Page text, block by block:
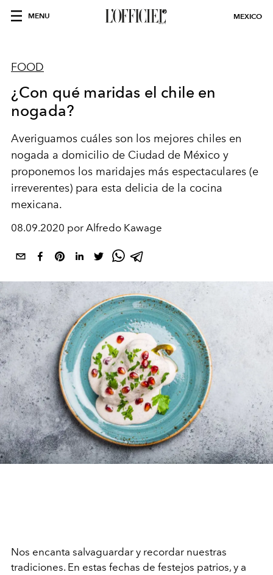
MENU MEXICO
FOOD
¿Con qué maridas el chile en
nogada?
Averiguamos cuáles son los mejores chiles en
nogada a domicilio de Ciudad de México y
proponemos los maridajes más espectaculares (e
irreverentes) para esta delicia de la cocina
mexicana.
08.09.2020 por Alfredo Kawage
Nos encanta salvaguardar y recordar nuestras
tradiciones. En estas fechas de festejos patrios, y a